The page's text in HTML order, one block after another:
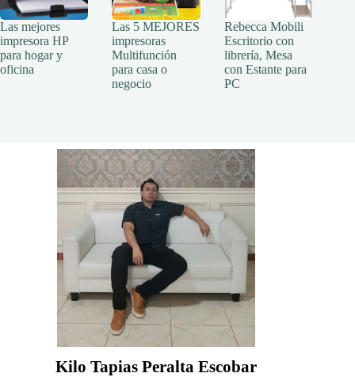
Las mejores
impresora HP
para hogar y
oficina
Las 5 MEJORES
impresoras
Multifunción
para casa o
negocio
Rebecca Mobili
Escritorio con
librería, Mesa
con Estante para
PC
Kilo Tapias Peralta Escobar